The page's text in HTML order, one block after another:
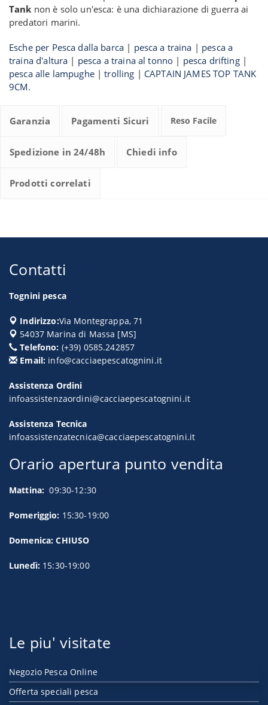
Tank non è solo un'esca: è una dichiarazione di guerra ai
predatori marini.
Esche per Pesca dalla barca | pesca a traina | pesca a
traina d'altura | pesca a traina al tonno | pesca drifting|
pesca alle lampughe|trolling | CAPTAIN JAMES TOP TANK
9CM.
Garanzia Pagamenti Sicuri Reso Facile
Spedizione in 24/48h Chiedi info
Prodotti correlati
Contatti
Tognini pesca
Indirizzo:Via Montegrappa, 71
54037 Marina di Massa [MS]
Telefono: (+39) 0585.242857
Email: info@cacciaepescatognini.it
Assistenza Ordini
infoassistenzaordini@cacciaepescatognini.it
Assistenza Tecnica
infoassistenzatecnica@cacciaepescatognini.it
Orario apertura punto vendita
Mattina: 09:30-12:30
Pomeriggio: 15:30-19:00
Domenica: CHIUSO
Lunedì: 15:30-19:00
Le piu' visitate
Negozio Pesca Online
Offerta speciali pesca